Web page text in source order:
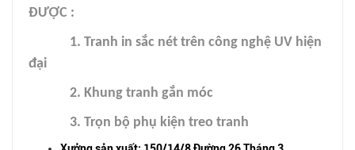
ĐƯỢC :
1. Tranh in sắc nét trên công nghệ UV hiện
đại
2. Khung tranh gắn móc
3. Trọn bộ phụ kiện treo tranh